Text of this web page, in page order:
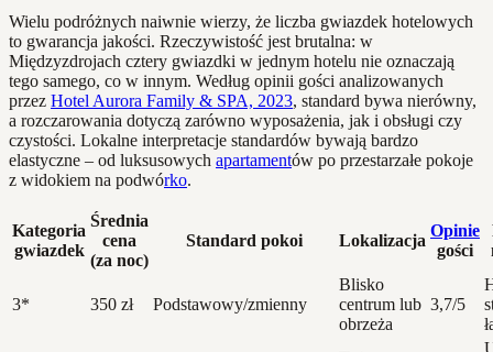
Wielu podróżnych naiwnie wierzy, że liczba gwiazdek hotelowych
to gwarancja jakości. Rzeczywistość jest brutalna: w
Międzyzdrojach cztery gwiazdki w jednym hotelu nie oznaczają
tego samego, co w innym. Według opinii gości analizowanych
przez Hotel Aurora Family & SPA, 2023, standard bywa nierówny,
a rozczarowania dotyczą zarówno wyposażenia, jak i obsługi czy
czystości. Lokalne interpretacje standardów bywają bardzo
elastyczne – od luksusowych apartamentów po przestarzałe pokoje
z widokiem na podwórko.
Kategoria
gwiazdek
Średnia
cena
(za noc)
Standard pokoi Lokalizacja
Opinie
gości
3* 350 zł Podstawowy/zmienny
Blisko
centrum lub
obrzeża
3,7/5